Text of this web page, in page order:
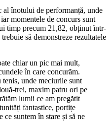
înotului de performanță, unde
momentele de concurs sunt
timp precum 21,82, obținut într-
să demonstreze rezultatele
chiar un pic mai mult,
în care concurăm.
tenis, unde meciurile sunt
trei, maxim patru ori pe
lumii ce am pregătit
fantastice, portițe
ce suntem în stare și să ne